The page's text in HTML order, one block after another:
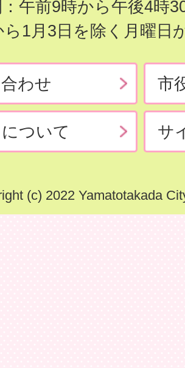
午前9時から午後4時
ら1月3日を除く月曜日
わせ 市
ついて サ
(c) 2022 Yamatotakada